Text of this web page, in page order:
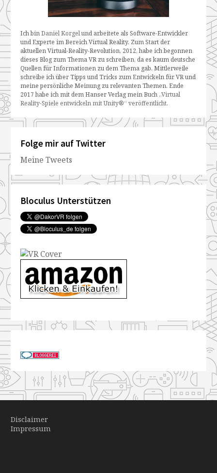
Ich binDaniel Korgelund arbeitete als Software-Entwickler
und Experte im Bereich Virtual Reality. Zum Start der
aktuellen Virtual-Reality-Revolution, 2012, habe ich begonnen
dieses Blog zum Thema VR zu schreiben, da es kaum deutsche
Quellen für Informationen zu dem Thema gab. Mittlerweile
schreibe ich über Tipps und Tricks zum Entwickeln für VR und
meine persönliche Meinung zu relevanten Themen. Ende
2017 habe ich mit dem Hanser Verlag mein Buch „Virtual
Reality-Spiele entwickeln mit Unity®“ veröffentlicht.
Folge mir auf Twitter
Meine Tweets
Bloculus Unterstützen
Disclaimer
Impressum